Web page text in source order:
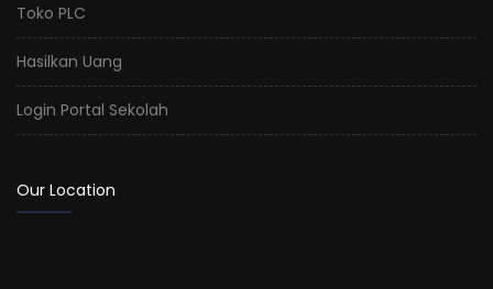
Toko PLC
Hasilkan Uang
Login Portal Sekolah
Our Location